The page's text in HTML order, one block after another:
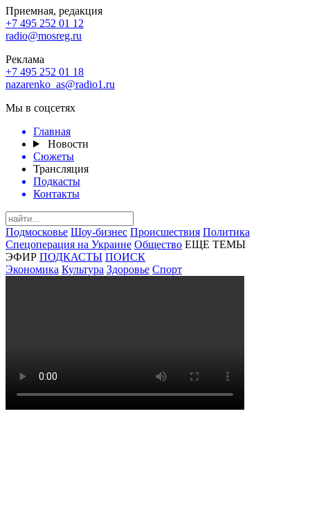
Приемная, редакция
+7 495 252 01 12
radio@mosreg.ru
Реклама
+7 495 252 01 18
nazarenko_as@radio1.ru
Мы в соцсетях
Главная
Новости
Сюжеты
Трансляция
Подкасты
Контакты
Подмосковье Шоу-бизнес Происшествия Политика
Спецоперация на Украине Общество ЕЩЕ ТЕМЫ
ЭФИР ПОДКАСТЫ ПОИСК
Экономика Культура Здоровье Спорт